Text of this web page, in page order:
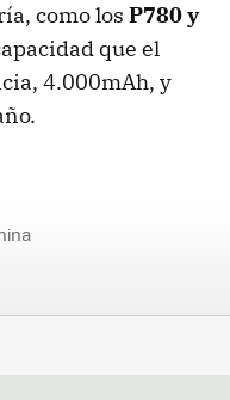
como los P780 y
que el
4.000mAh, y